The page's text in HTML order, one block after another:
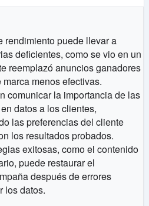
rendimiento puede llevar a
deficientes, como se vio en un
reemplazó anuncios ganadores
menos efectivas.
comunicar la importancia de las
datos a los clientes,
las preferencias del cliente
los resultados probados.
exitosas, como el contenido
puede restaurar el
después de errores
los datos.